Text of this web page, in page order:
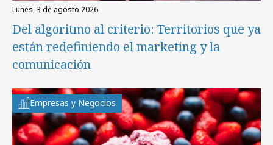
lunes, 3 de agosto 2026
Del algoritmo al criterio: Territorios que ya
están redefiniendo el marketing y la
comunicación
Empresas y Negocios